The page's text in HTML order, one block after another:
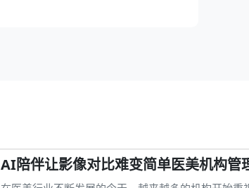
AI陪伴让影像对比难变简单医美机构管